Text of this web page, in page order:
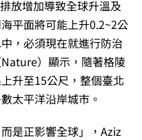
放增加導致全球升溫及
平面將可能上升0.2~2公
，必須現在就進行防治
）顯示，隨著格陵
升至15公尺，整個臺北
太平洋沿岸城市。
是正影響全球」，Aziz